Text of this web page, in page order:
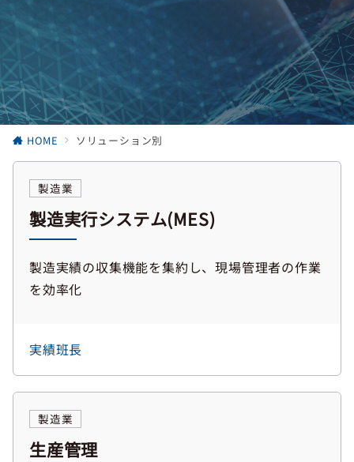
HOME ソリューション別
製造業
製造実行システム(MES)
製造実績の収集機能を集約し、現場管理者の作業
を効率化
実績班長
製造業
生産管理